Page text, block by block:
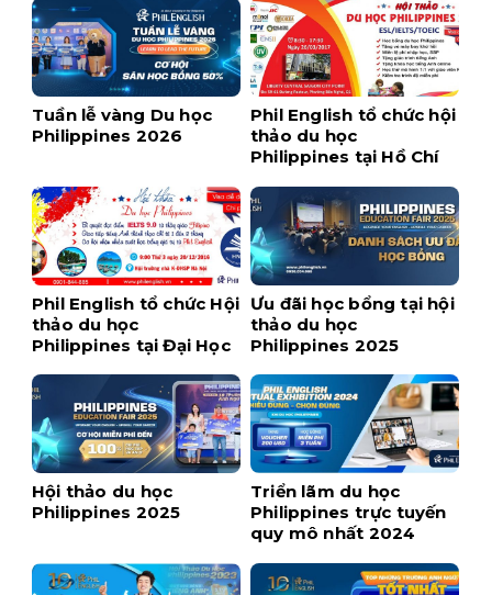
Tuần lễ vàng Du học
Philippines 2026
Phil English tổ chức hội
thảo du học
Philippines tại Hồ Chí
Phil English tổ chức Hội
thảo du học
Philippines tại Đại Học
Ưu đãi học bổng tại hội
thảo du học
Philippines 2025
Hội thảo du học
Philippines 2025
Triển lãm du học
Philippines trực tuyến
quy mô nhất 2024